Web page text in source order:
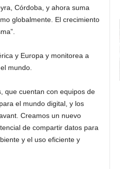
Córdoba, y ahora suma
globalmente. El crecimiento
y Europa y monitorea a
mundo.
que cuentan con equipos de
el mundo digital, y los
Creamos un nuevo
de compartir datos para
y el uso eficiente y